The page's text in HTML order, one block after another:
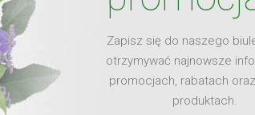
Zapisz się do naszego
otrzymywać najnowsze
promocjach, rabatach
produktach.